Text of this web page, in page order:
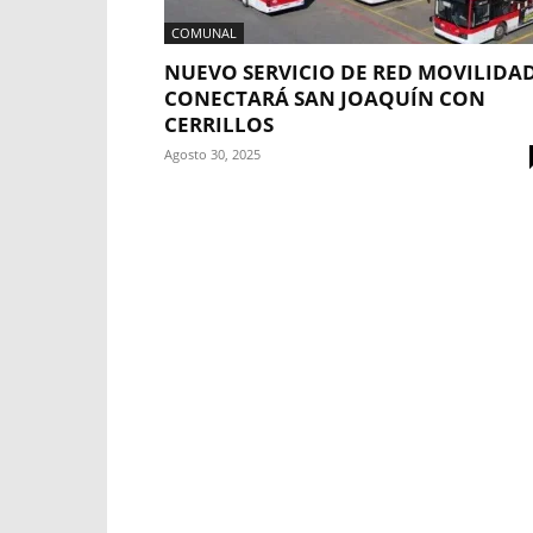
COMUNAL
NUEVO SERVICIO DE RED
CONECTARÁ SAN JOAQUÍN CON
CERRILLOS
Agosto 30, 2025